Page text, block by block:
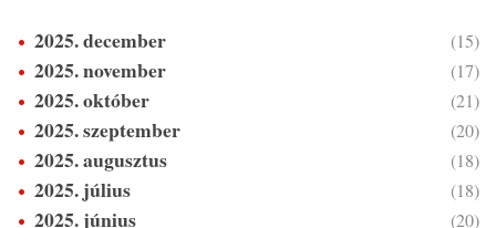
2025. december (15)
2025. november (17)
2025. október (21)
2025. szeptember (20)
2025. augusztus (18)
2025. július (18)
2025. június (20)